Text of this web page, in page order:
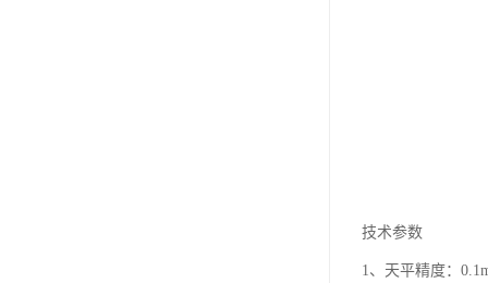
技术参数
1、天平精度：